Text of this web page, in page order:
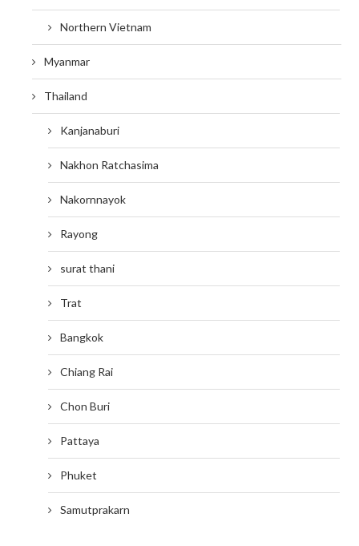
Northern Vietnam
Myanmar
Thailand
Kanjanaburi
Nakhon Ratchasima
Nakornnayok
Rayong
surat thani
Trat
Bangkok
Chiang Rai
Chon Buri
Pattaya
Phuket
Samutprakarn